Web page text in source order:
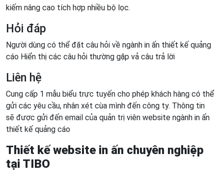
kiếm nâng cao tích hợp nhiều bộ lọc.
Hỏi đáp
Người dùng có thể đặt câu hỏi về ngành in ấn thiết kế quảng
cáo Hiển thị các câu hỏi thường gặp vả câu trả lời
Liên hệ
Cung cấp 1 mẫu biểu trực tuyến cho phép khách hàng có thể
gửi các yêu cầu, nhân xét cùa mình đến công ty. Thông tin
sẽ được gửi đến email của quản trị viên website ngành in ấn
thiết kế quảng cáo
Thiết kế website in ấn chuyên nghiệp
tại TIBO